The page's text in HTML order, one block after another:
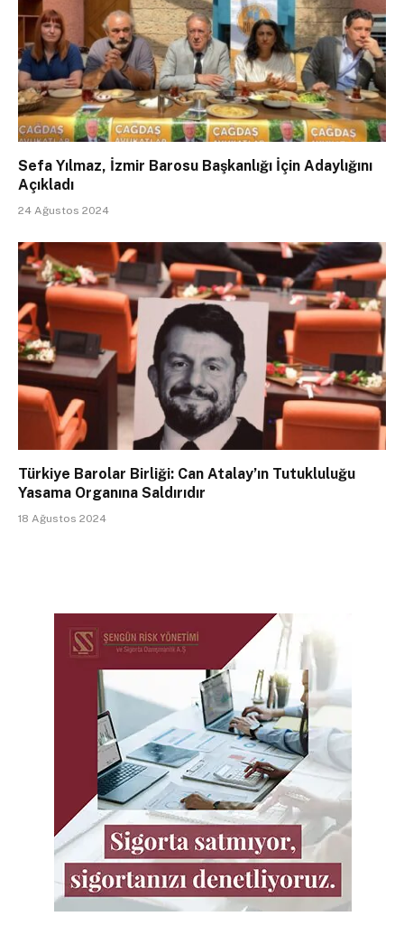
Sefa Yılmaz, İzmir Barosu Başkanlığı İçin Adaylığını
Açıkladı
24 Ağustos 2024
Türkiye Barolar Birliği: Can Atalay’ın Tutukluluğu
Yasama Organına Saldırıdır
18 Ağustos 2024